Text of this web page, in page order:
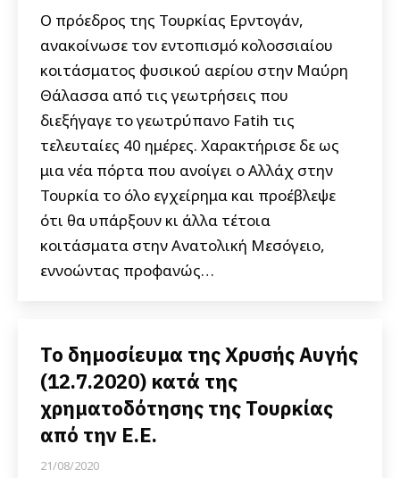
Ο πρόεδρος της Τουρκίας Ερντογάν,
ανακοίνωσε τον εντοπισμό κολοσσιαίου
κοιτάσματος φυσικού αερίου στην Μαύρη
Θάλασσα από τις γεωτρήσεις που
διεξήγαγε το γεωτρύπανο Fatih τις
τελευταίες 40 ημέρες. Χαρακτήρισε δε ως
μια νέα πόρτα που ανοίγει ο Αλλάχ στην
Τουρκία το όλο εγχείρημα και προέβλεψε
ότι θα υπάρξουν κι άλλα τέτοια
κοιτάσματα στην Ανατολική Μεσόγειο,
εννοώντας προφανώς…
Το δημοσίευμα της Χρυσής Αυγής
(12.7.2020) κατά της
χρηματοδότησης της Τουρκίας
από την Ε.Ε.
21/08/2020